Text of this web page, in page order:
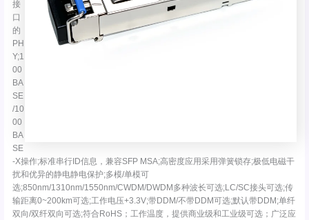
接
口
的
PH
Y;1
00
BA
SE
/10
00
BA
SE
-X操作;标准串行ID信息，兼容SFP MSA;高密度应用采用弹簧锁存;极低电磁干
扰和优异的静电静电保护;多模/单模可
选;850nm/1310nm/1550nm/CWDM/DWDM多种波长可选;LC/SC接头可选;传
输距离0~200km可选;工作电压+3.3V;带DDM/不带DDM可选;默认带DDM;单纤
双向/双纤双向可选;符合RoHS；工作温度，提供商业级和工业级可选；广泛应